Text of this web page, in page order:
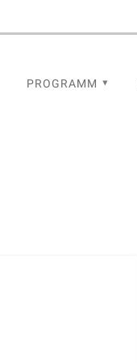
PROGRAMM